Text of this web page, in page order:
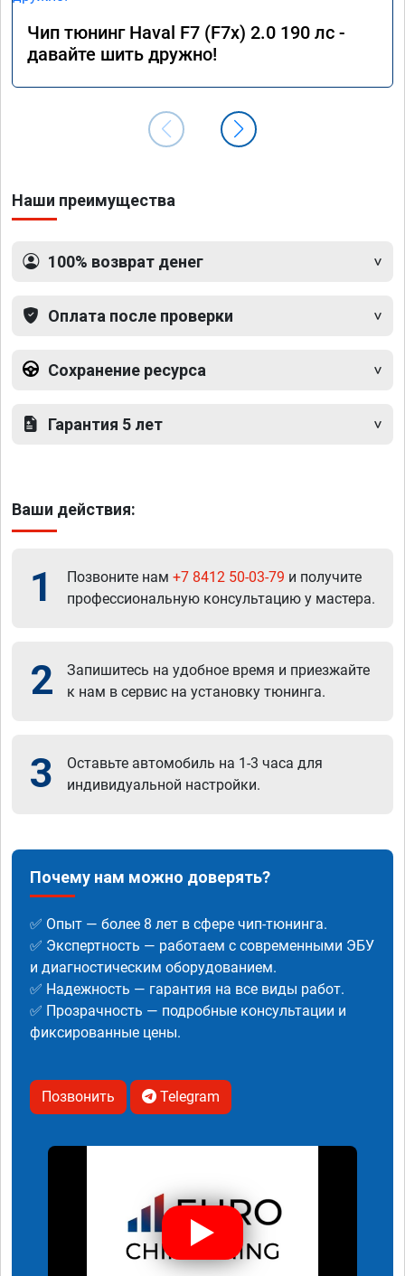
Чип тюнинг Haval F7 (F7x) 2.0 190 лс -
давайте шить дружно!
Наши преимущества
100% возврат денег
Оплата после проверки
Сохранение ресурса
Гарантия 5 лет
Ваши действия:
1 Позвоните нам +7 8412 50-03-79 и получите
профессиональную консультацию у мастера.
2
Запишитесь на удобное время и приезжайте
к нам в сервис на установку тюнинга.
3
Оставьте автомобиль на 1-3 часа для
индивидуальной настройки.
Почему нам можно доверять?
✅ Опыт — более 8 лет в сфере чип-тюнинга.
✅ Экспертность — работаем с современными ЭБУ
и диагностическим оборудованием.
✅ Надежность — гарантия на все виды работ.
✅ Прозрачность — подробные консультации и
фиксированные цены.
Позвонить Telegram